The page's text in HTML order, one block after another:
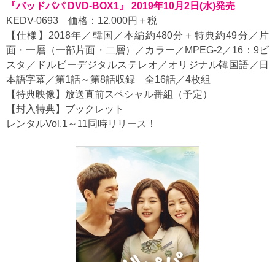
『バッドパパ DVD-BOX1』 2019年10月2日(水)発売
KEDV-0693 価格：12,000円＋税
【仕様】2018年／韓国／本編約480分＋特典約49分／片
面・一層（一部片面・二層）／カラー／MPEG-2／16：9ビ
スタ／ドルビーデジタルステレオ／オリジナル韓国語／日
本語字幕／第1話～第8話収録 全16話／4枚組
【特典映像】放送直前スペシャル番組（予定）
【封入特典】ブックレット
レンタルVol.1～11同時リリース！